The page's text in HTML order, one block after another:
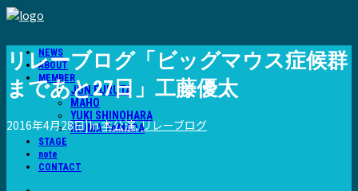
NEWS
ABOUT
MEMBER
JUN FURUTA
MAHO
YUKI SHINOHARA
IKUMA YAMADA
STAGE
note
CONTACT
リレーブログ「ビッグマウス症候群
まであと27日」工藤優太
2016年4月28日|In本公演,リレーブログ